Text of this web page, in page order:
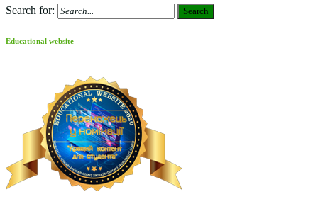
Search for: Search
Educational website